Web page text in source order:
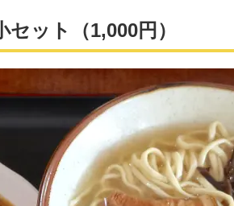
ット（1,000円）